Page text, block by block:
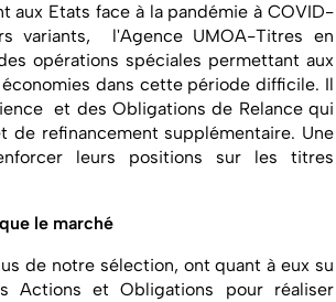
aux Etats face à la pandémie à COVID-
variants, l'Agence UMOA-Titres en
opérations spéciales permettant aux
dans cette période difficile. Il
et des Obligations de Relance qui
refinancement supplémentaire. Une
leurs positions sur les titres
le marché
de notre sélection, ont quant à eux su
Actions et Obligations pour réaliser